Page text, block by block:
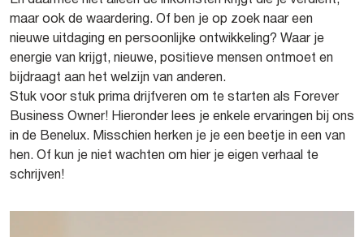
maar ook de waardering. Of ben je op zoek naar een
nieuwe uitdaging en persoonlijke ontwikkeling? Waar je
energie van krijgt, nieuwe, positieve mensen ontmoet en
bijdraagt aan het welzijn van anderen.
Stuk voor stuk prima drijfveren om te starten als Forever
Business Owner! Hieronder lees je enkele ervaringen bij ons
in de Benelux. Misschien herken je je een beetje in een van
hen. Of kun je niet wachten om hier je eigen verhaal te
schrijven!